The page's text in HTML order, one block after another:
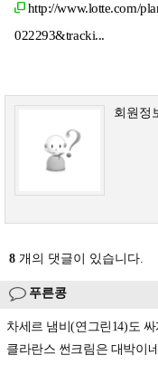
http://www.lotte.com/
022293&tracki...
회원정
8 개의 댓글이 있습니다.
푸른콩
차세르 냄비(연그린14)도
클라란스 썬크림은 대박이